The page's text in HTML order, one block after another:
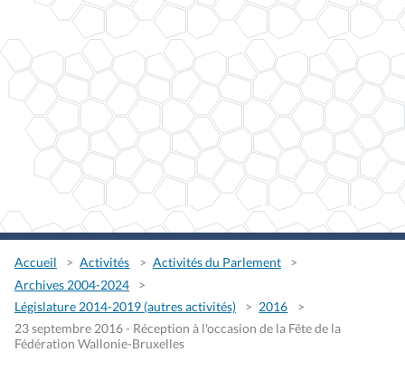
Accueil Activités
Activités du Parlement
Archives 2004-2024
Législature 2014-2019 (autres activités)
2016
23 septembre 2016 - Réception à l'occasion de la Fête de la
Fédération Wallonie-Bruxelles